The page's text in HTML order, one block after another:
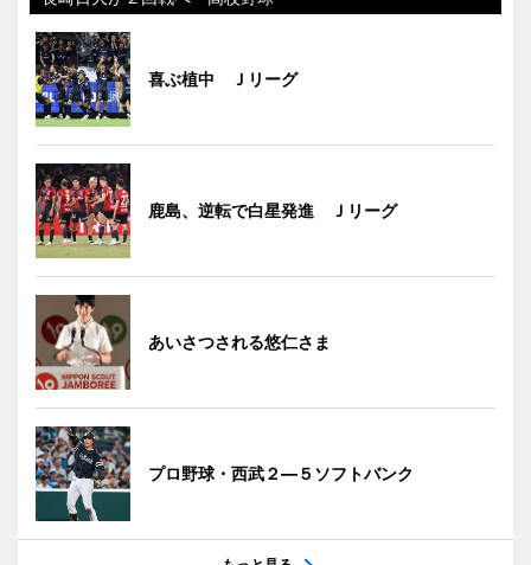
喜ぶ植中 Ｊリーグ
鹿島、逆転で白星発進 Ｊリーグ
あいさつされる悠仁さま
プロ野球・西武２―５ソフトバンク